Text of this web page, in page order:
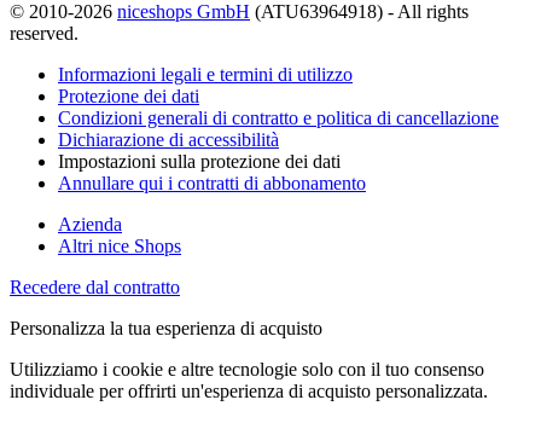
© 2010-2026 niceshops GmbH (ATU63964918) - All rights
reserved.
Informazioni legali e termini di utilizzo
Protezione dei dati
Condizioni generali di contratto e politica di cancellazione
Dichiarazione di accessibilità
Impostazioni sulla protezione dei dati
Annullare qui i contratti di abbonamento
Azienda
Altri nice Shops
Recedere dal contratto
Personalizza la tua esperienza di acquisto
Utilizziamo i cookie e altre tecnologie solo con il tuo consenso
individuale per offrirti un'esperienza di acquisto personalizzata.